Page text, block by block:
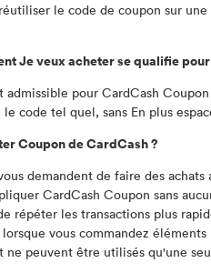
le code de coupon sur
Je veux acheter se qualifie
pour CardCash
code tel quel, sans En plus
Coupon de CardCash ?
demandent de faire des
CardCash Coupon sans
répéter les transactions plus
vous commandez
ne peuvent être utilisés qu'une